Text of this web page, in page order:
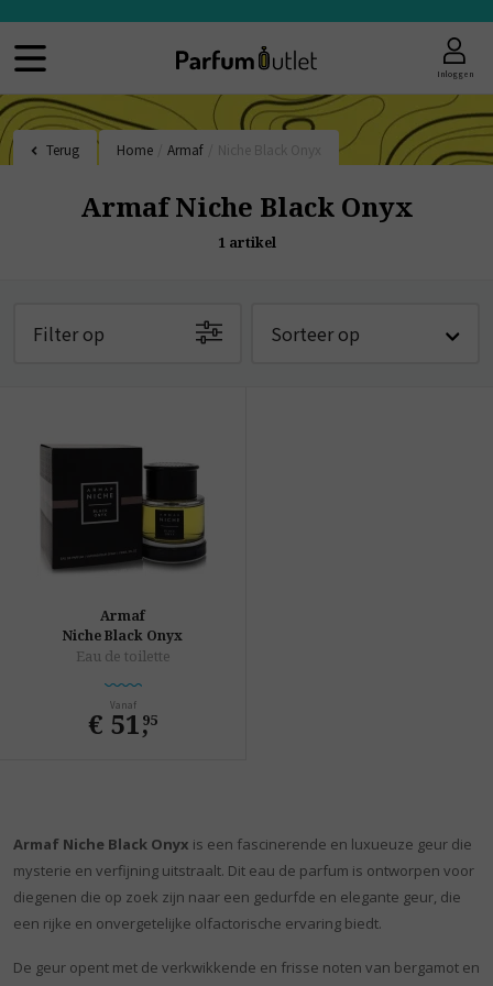
Inloggen
Terug Home Armaf
Armaf Niche Black Onyx
1 artikel
Filter op Sorteer op
Armaf
Niche Black Onyx
Eau de toilette
Vanaf
€ 51,
95
Armaf Niche Black Onyx is een fascinerende en luxueuze geur die
mysterie en verfijning uitstraalt. Dit eau de parfum is ontworpen voor
diegenen die op zoek zijn naar een gedurfde en elegante geur, die
een rijke en onvergetelijke olfactorische ervaring biedt.
De geur opent met de verkwikkende en frisse noten van bergamot en